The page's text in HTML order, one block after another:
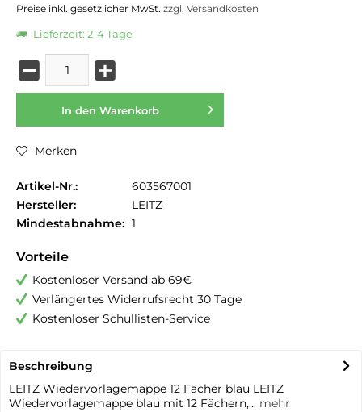
Preise inkl. gesetzlicher MwSt. zzgl. Versandkosten
Lieferzeit: 2-4 Tage
In den Warenkorb
Merken
Artikel-Nr.:
603567001
Hersteller:
LEITZ
Mindestabnahme: 1
Vorteile
Kostenloser Versand ab 69€
Verlängertes Widerrufsrecht 30 Tage
Kostenloser Schullisten-Service
Beschreibung
LEITZ Wiedervorlagemappe 12 Fächer blau LEITZ
Wiedervorlagemappe blau mit 12 Fächern,... mehr